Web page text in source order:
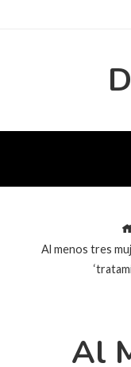
Al menos tres
Al